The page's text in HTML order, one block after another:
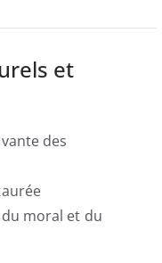
et
des
moral et du